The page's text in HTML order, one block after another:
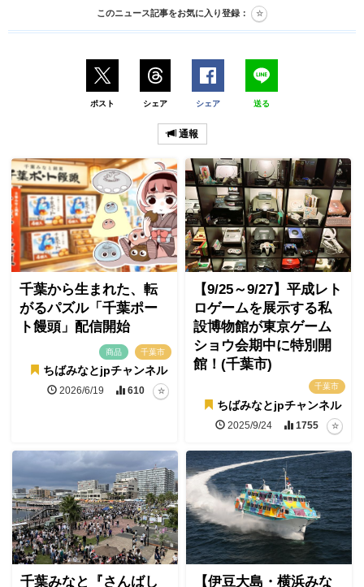
このニュース記事をお気に入り登録：
ポスト シェア シェア 送る
通報
千葉から生まれた、転
がるパズル「千葉ポー
ト饅頭」配信開始
商品 千葉市
ちばみなとjpチャンネル
2026/6/19 610
【9/25～9/27】平成レト
ロゲームを展示する私
設博物館が東京ゲーム
ショウ会期中に特別開
館！(千葉市)
千葉市
ちばみなとjpチャンネル
2025/9/24 1755
千葉みなと『さんばし
【伊豆大島・横浜みな